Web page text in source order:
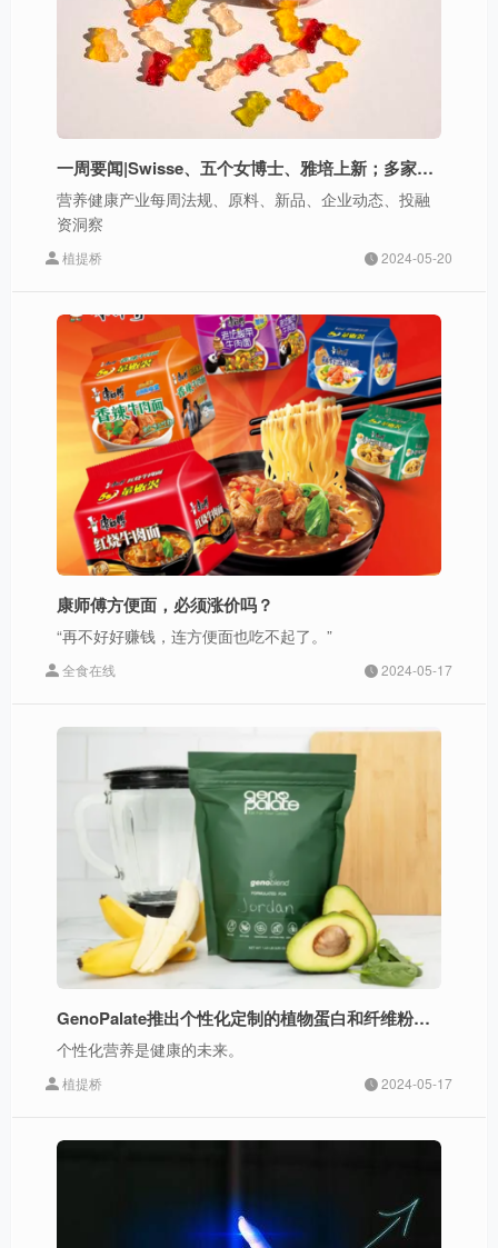
一周要闻|Swisse、五个女博士、雅培上新；多家企业与院校建立合作；虹摹生物获融资
营养健康产业每周法规、原料、新品、企业动态、投融
资洞察
植提桥 2024-05-20
康师傅方便面，必须涨价吗？
“再不好好赚钱，连方便面也吃不起了。”
全食在线 2024-05-17
GenoPalate推出个性化定制的植物蛋白和纤维粉产品
个性化营养是健康的未来。
植提桥 2024-05-17